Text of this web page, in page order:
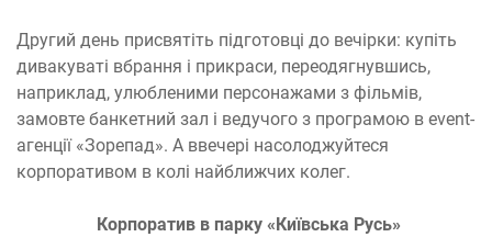
Другий день присвятіть підготовці до вечірки: купіть
дивакуваті вбрання і прикраси, переодягнувшись,
наприклад, улюбленими персонажами з фільмів,
замовте банкетний зал і ведучого з програмою в event-
агенції «Зорепад». А ввечері насолоджуйтеся
корпоративом в колі найближчих колег.
Корпоратив в парку «Київська Русь»